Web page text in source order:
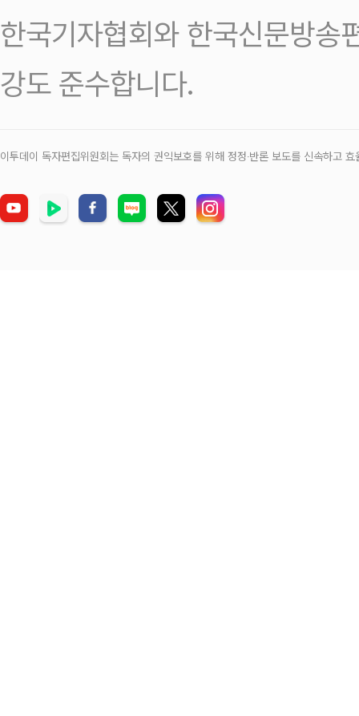
한국기자협회와 한국신문방송
강도 준수합니다.
이투데이 독자편집위원회는 독자의 권익보호를 위해 정정‧반론 보도를 신속하고